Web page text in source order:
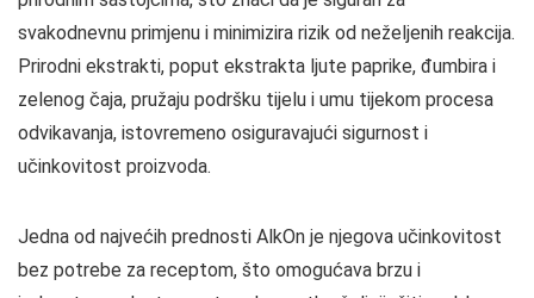
svakodnevnu primjenu i minimizira rizik od neželjenih reakcija.
Prirodni ekstrakti, poput ekstrakta ljute paprike, đumbira i
zelenog čaja, pružaju podršku tijelu i umu tijekom procesa
odvikavanja, istovremeno osiguravajući sigurnost i
učinkovitost proizvoda.
Jedna od najvećih prednosti AlkOn je njegova učinkovitost
bez potrebe za receptom, što omogućava brzu i